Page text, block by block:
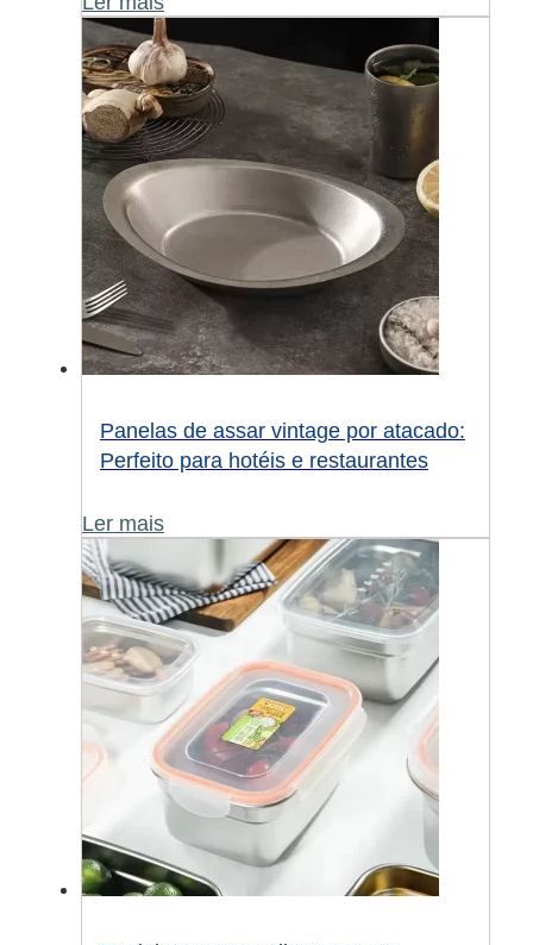
Panelas de assar vintage por atacado:
Perfeito para hotéis e restaurantes
Ler mais